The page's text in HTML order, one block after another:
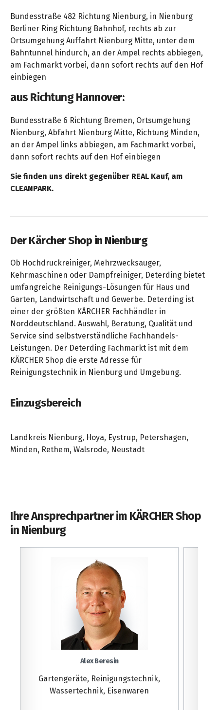
Bundesstraße 482 Richtung Nienburg, in Nienburg
Berliner Ring Richtung Bahnhof, rechts ab zur
Ortsumgehung Auffahrt Nienburg Mitte, unter dem
Bahntunnel hindurch, an der Ampel rechts abbiegen,
am Fachmarkt vorbei, dann sofort rechts auf den Hof
einbiegen
aus Richtung Hannover:
Bundesstraße 6 Richtung Bremen, Ortsumgehung
Nienburg, Abfahrt Nienburg Mitte, Richtung Minden,
an der Ampel links abbiegen, am Fachmarkt vorbei,
dann sofort rechts auf den Hof einbiegen
Sie finden uns direkt gegenüber REAL Kauf, am
CLEANPARK.
Der Kärcher Shop in Nienburg
Ob Hochdruckreiniger, Mehrzwecksauger,
Kehrmaschinen oder Dampfreiniger, Deterding bietet
umfangreiche Reinigungs-Lösungen für Haus und
Garten, Landwirtschaft und Gewerbe. Deterding ist
einer der größten KÄRCHER Fachhändler in
Norddeutschland. Auswahl, Beratung, Qualität und
Service sind selbstverständliche Fachhandels-
Leistungen. Der Deterding Fachmarkt ist mit dem
KÄRCHER Shop die erste Adresse für
Reinigungstechnik in Nienburg und Umgebung.
Einzugsbereich
Landkreis Nienburg, Hoya, Eystrup, Petershagen,
Minden, Rethem, Walsrode, Neustadt
Ihre Ansprechpartner im KÄRCHER Shop
in Nienburg
Alex Beresin
Gartengeräte, Reinigungstechnik,
Wassertechnik, Eisenwaren